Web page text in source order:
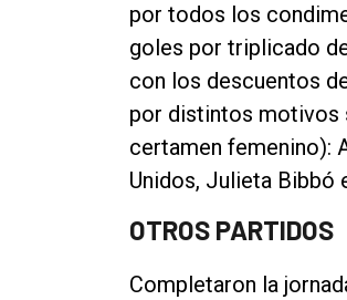
por todos los
goles por triplicado
con los descuentos
por distintos motivos
certamen femenino):
Unidos, Julieta Bibbó
OTROS PARTIDOS
Completaron la